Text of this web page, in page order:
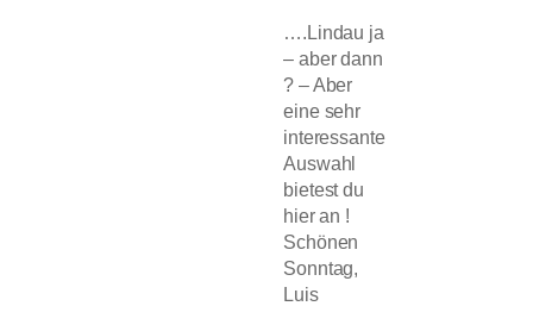
….Lindau ja
– aber dann
? – Aber
eine sehr
interessante
Auswahl
bietest du
hier an !
Schönen
Sonntag,
Luis